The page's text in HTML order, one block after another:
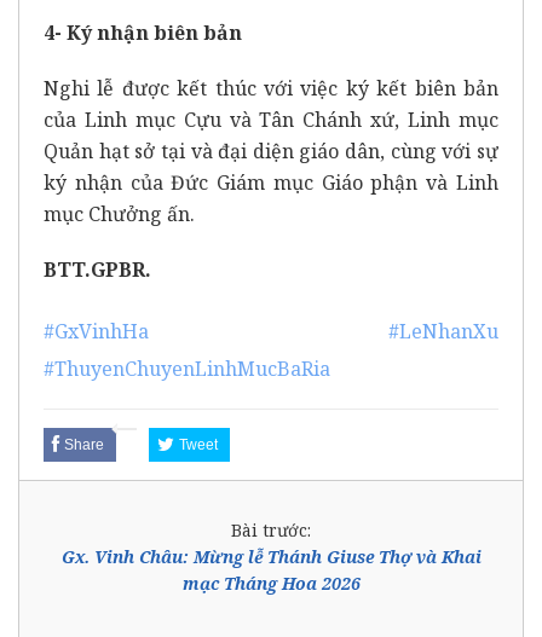
4- Ký nhận biên bản
Nghi lễ được kết thúc với việc ký kết biên bản
của Linh mục Cựu và Tân Chánh xứ, Linh mục
Quản hạt sở tại và đại diện giáo dân, cùng với sự
ký nhận của Đức Giám mục Giáo phận và Linh
mục Chưởng ấn.
BTT.GPBR.
#GxVinhHa
#LeNhanXu
#ThuyenChuyenLinhMucBaRia
Share Tweet
Bài trước:
Gx. Vinh Châu: Mừng lễ Thánh Giuse Thợ và Khai
mạc Tháng Hoa 2026